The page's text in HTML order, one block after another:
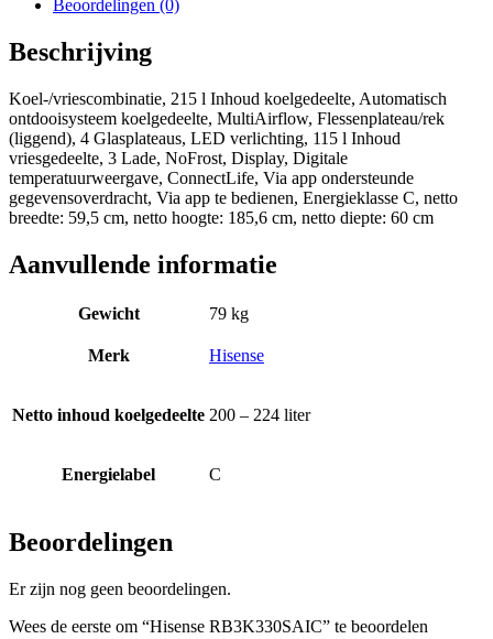
Beoordelingen (0)
Beschrijving
Koel-/vriescombinatie, 215 l Inhoud koelgedeelte, Automatisch
ontdooisysteem koelgedeelte, MultiAirflow, Flessenplateau/rek
(liggend), 4 Glasplateaus, LED verlichting, 115 l Inhoud
vriesgedeelte, 3 Lade, NoFrost, Display, Digitale
temperatuurweergave, ConnectLife, Via app ondersteunde
gegevensoverdracht, Via app te bedienen, Energieklasse C, netto
breedte: 59,5 cm, netto hoogte: 185,6 cm, netto diepte: 60 cm
Aanvullende informatie
Gewicht 79 kg
Merk Hisense
Netto inhoud koelgedeelte 200 – 224 liter
Energielabel C
Beoordelingen
Er zijn nog geen beoordelingen.
Wees de eerste om “Hisense RB3K330SAIC” te beoordelen